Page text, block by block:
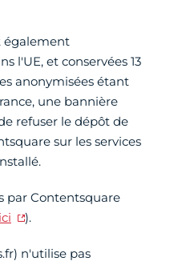
également
l'UE, et conservées 13
anonymisées étant
une bannière
refuser le dépôt de
sur les services
par Contentsquare
ici ).
n'utilise pas